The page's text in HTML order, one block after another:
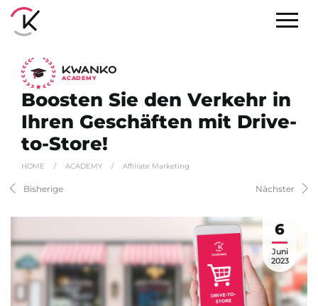
ACADEMY
Boosten Sie den Verkehr in
Ihren Geschäften mit Drive-
to-Store!
HOME / ACADEMY / Affiliate Marketing
Bisherige Nächster
6
Juni
2023